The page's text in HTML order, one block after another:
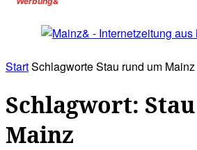
StartSchlagworteStau rund um Mainz
Schlagwort:
Mainz